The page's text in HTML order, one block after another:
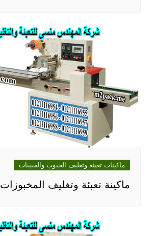
ماكينات تعبئة وتغليف الحبوب والحبيبات
ماكينة تعبئة وتغليف المخبوزات